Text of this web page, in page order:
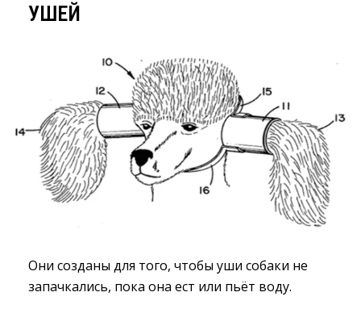
УШЕЙ
Они созданы для того, чтобы уши собаки не
запачкались, пока она ест или пьёт воду.